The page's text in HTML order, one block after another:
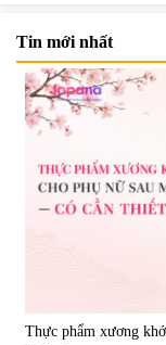
Viên uống bổ gan
690.000 đ
Tin mới nhất
Thực phẩm xương